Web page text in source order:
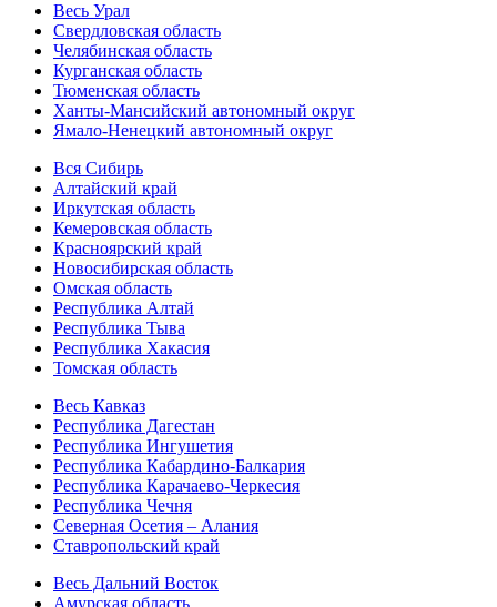
Весь Урал
Свердловская область
Челябинская область
Курганская область
Тюменская область
Ханты-Мансийский автономный округ
Ямало-Ненецкий автономный округ
Вся Сибирь
Алтайский край
Иркутская область
Кемеровская область
Красноярский край
Новосибирская область
Омская область
Республика Алтай
Республика Тыва
Республика Хакасия
Томская область
Весь Кавказ
Республика Дагестан
Республика Ингушетия
Республика Кабардино-Балкария
Республика Карачаево-Черкесия
Республика Чечня
Северная Осетия – Алания
Ставропольский край
Весь Дальний Восток
Амурская область